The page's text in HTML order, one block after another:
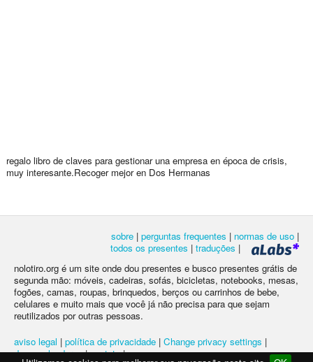
regalo libro de claves para gestionar una empresa en época de crisis,
muy interesante.Recoger mejor en Dos Hermanas
sobre | perguntas frequentes | normas de uso |
todos os presentes | traduções |
nolotiro.org é um site onde dou presentes e busco presentes grátis de
segunda mão: móveis, cadeiras, sofás, bicicletas, notebooks, mesas,
fogões, camas, roupas, brinquedos, berços ou carrinhos de bebe,
celulares e muito mais que você já não precisa para que sejam
reutilizados por outras pessoas.
aviso legal | política de privacidade | Change privacy settings |
desenvolvedores|contato|